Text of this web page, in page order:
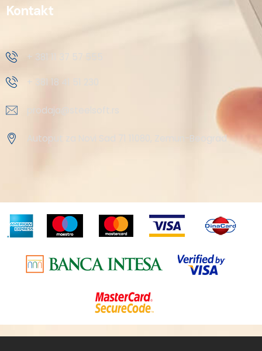
Kontakt
+ 381 11 37 57 555
+ 381 18 41 51 230
prodaja@steelsoft.rs
Autoput za Novi Sad 71 11080, Zemun-Beograd